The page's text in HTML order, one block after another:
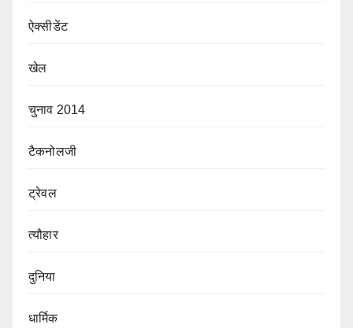
ऐक्सीडेंट
खेल
चुनाव 2014
टैकनोलजी
ट्रेवल
त्यौहार
दुनिया
धार्मिक